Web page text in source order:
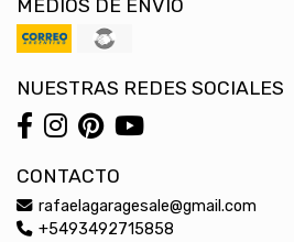
MEDIOS DE ENVÍO
NUESTRAS REDES SOCIALES
CONTACTO
rafaelagaragesale@gmail.com
+5493492715858